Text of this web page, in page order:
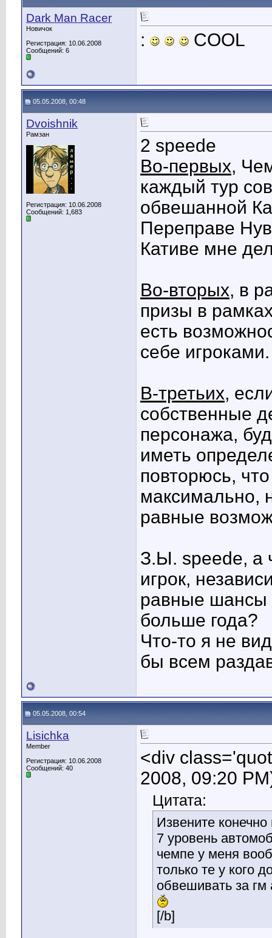
Dark Man Racer
Новичок
Регистрация: 10.06.2008
Сообщений: 6
: COOL
05.05.2008, 00:48
Dvoishnik
Рамзан
Регистрация: 10.06.2008
Сообщений: 1,683
2 speede
Во-первых,
каждый тур
обвешанной
Переправе
Кативе мне
Во-вторых, в
призы в
есть
себе игроками.
В-третьих,
собственные
персонажа,
иметь
повторюсь,
максимально,
равные
З.Ы. speede, а
игрок,
равные шансы
больше года?
Что-то я не
бы всем
05.05.2008, 00:54
Lisichka
Member
Регистрация: 10.06.2008
Сообщений: 40
<div
2008, 09:20
Цитата:
Извените
7 уровень
чемпе у меня
только те у кого
обвешивать за гм
[/b]